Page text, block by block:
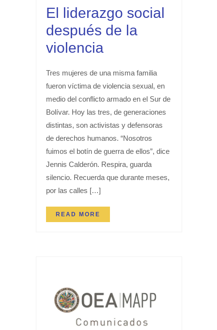
El liderazgo social
después de la
violencia
Tres mujeres de una misma familia
fueron víctima de violencia sexual, en
medio del conflicto armado en el Sur de
Bolívar. Hoy las tres, de generaciones
distintas, son activistas y defensoras
de derechos humanos. “Nosotros
fuimos el botín de guerra de ellos”, dice
Jennis Calderón. Respira, guarda
silencio. Recuerda que durante meses,
por las calles […]
READ MORE